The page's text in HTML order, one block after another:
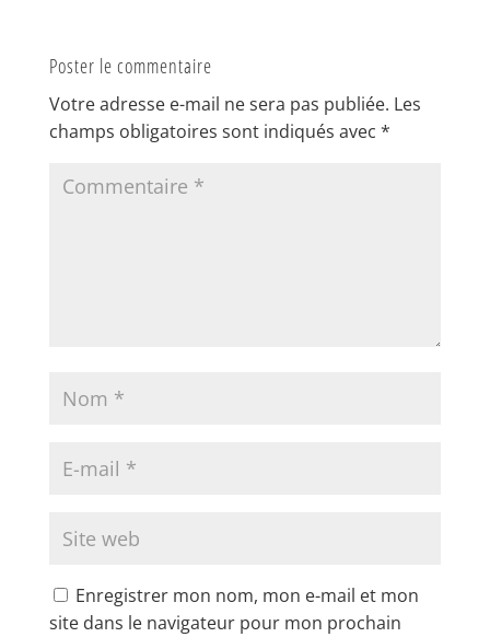
Poster le commentaire
Votre adresse e-mail ne sera pas publiée. Les
champs obligatoires sont indiqués avec *
Enregistrer mon nom, mon e-mail et mon
site dans le navigateur pour mon prochain